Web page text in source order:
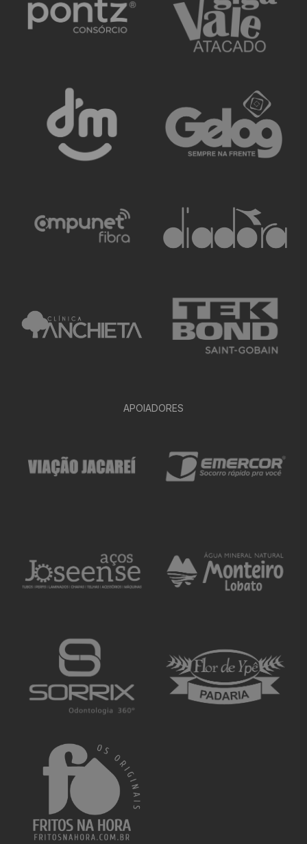
APOIADORES